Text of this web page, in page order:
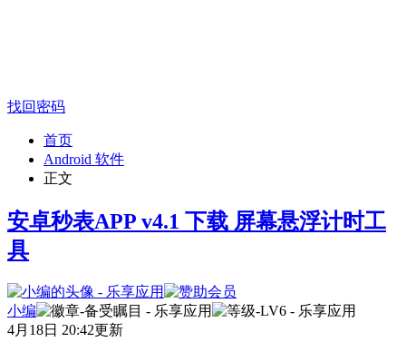
找回密码
首页
Android 软件
正文
安卓秒表APP v4.1 下载 屏幕悬浮计时工
具
小编
4月18日 20:42更新